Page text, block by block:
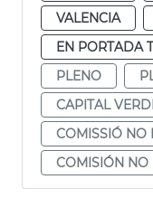
VALENCIA
EN PORTADA
PLENO
CAPITAL
COMISSIÓ NO
COMISIÓN NO